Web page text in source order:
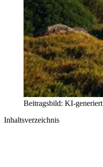
Beitragsbild: KI-generiert
Inhaltsverzeichnis